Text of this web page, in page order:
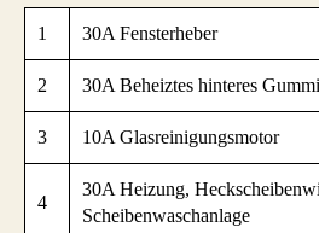
1 30A Fensterheber
2 30A Beheiztes hinteres
3 10A Glasreinigungsmotor
4
30A Heizung,
Scheibenwaschanlage